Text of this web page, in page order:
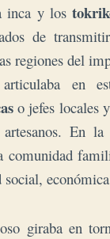
inca y los
de
regiones del
en
o jefes locales
En
comunidad
giraba en